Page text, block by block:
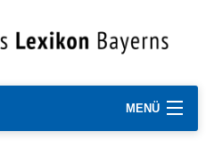
MENÜ